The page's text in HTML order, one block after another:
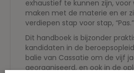
exhaustief te kunnen zijn, voor
maken met de materie en er
verdiepen stap voor stap, “Pas.”
Dit handboek is bijzonder
kandidaten in de
balie van Cassatie om de vijf
georganiseerd, en ook in de